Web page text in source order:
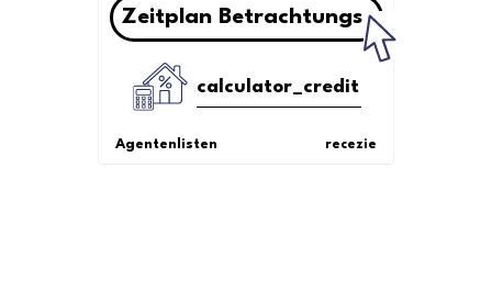
Zeitplan Betrachtungs
calculator_credit
Agentenlisten recezie